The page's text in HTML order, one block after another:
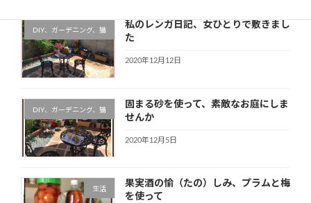
DIY、ガーデニング、猫
私のレンガ日記、女ひとりで敷きまし
た
2020年12月12日
DIY、ガーデニング、猫
固まる砂を使って、素敵なお庭にしま
せんか
2020年12月5日
生活
果実酒の愉（たの）しみ、プラムと梅
を使って